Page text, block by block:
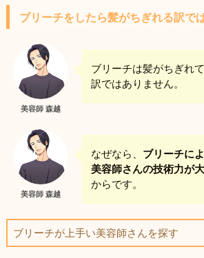
ブリーチをしたら髪がちぎれる訳で
美容師 森越
ブリーチは髪がちぎれ
訳ではありません。
美容師 森越
なぜなら、 ブリーチに
美容師さんの技術力が
からです。
ブリーチが上手い美容師さんを探す